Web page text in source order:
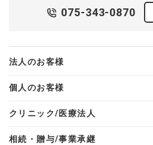
075-343-0870
法人のお客様
個人のお客様
クリニック/医療法人
相続・贈与/事業承継